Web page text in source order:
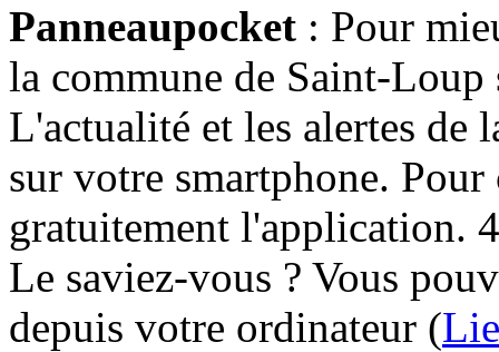
Panneaupocket : Pour
la commune de Saint-Loup
L'actualité et les alertes de
sur votre smartphone.
gratuitement l'application.
Le saviez-vous ? Vous
depuis votre ordinateur (